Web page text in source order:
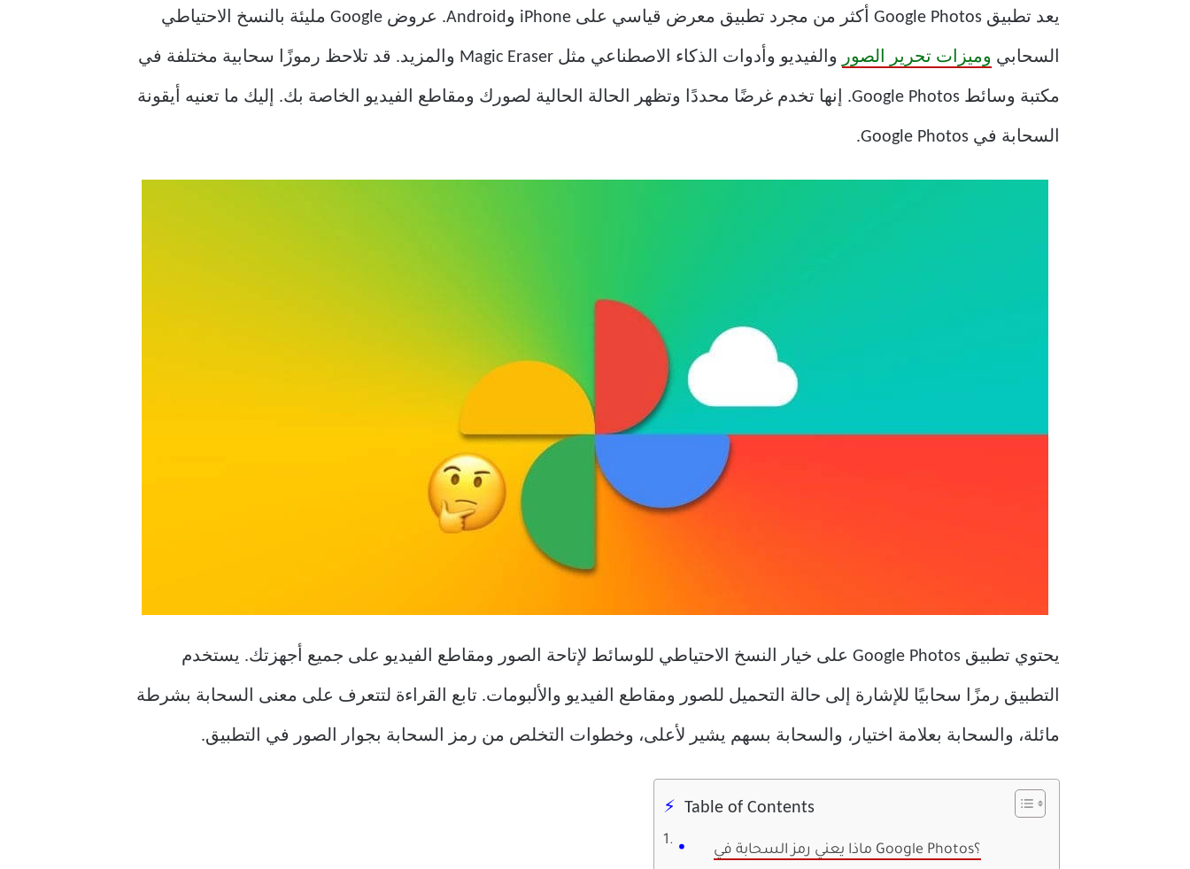
يعد تطبيق Google Photos أكثر من مجرد تطبيق معرض قياسي على iPhone وAndroid. عروض Google مليئة بالنسخ الاحتياطي
السحابي وميزات تحرير الصور والفيديو وأدوات الذكاء الاصطناعي مثل Magic Eraser والمزيد. قد تلاحظ رموزًا سحابية مختلفة في
مكتبة وسائط Google Photos. إنها تخدم غرضًا محددًا وتظهر الحالة الحالية لصورك ومقاطع الفيديو الخاصة بك. إليك ما تعنيه أيقونة
السحابة في Google Photos.
يحتوي تطبيق Google Photos على خيار النسخ الاحتياطي للوسائط لإتاحة الصور ومقاطع الفيديو على جميع أجهزتك. يستخدم
التطبيق رمزًا سحابيًا للإشارة إلى حالة التحميل للصور ومقاطع الفيديو والألبومات. تابع القراءة لتتعرف على معنى السحابة بشرطة
مائلة، والسحابة بعلامة اختيار، والسحابة بسهم يشير لأعلى، وخطوات التخلص من رمز السحابة بجوار الصور في التطبيق.
Table of Contents
ماذا يعني رمز السحابة في Google Photos؟